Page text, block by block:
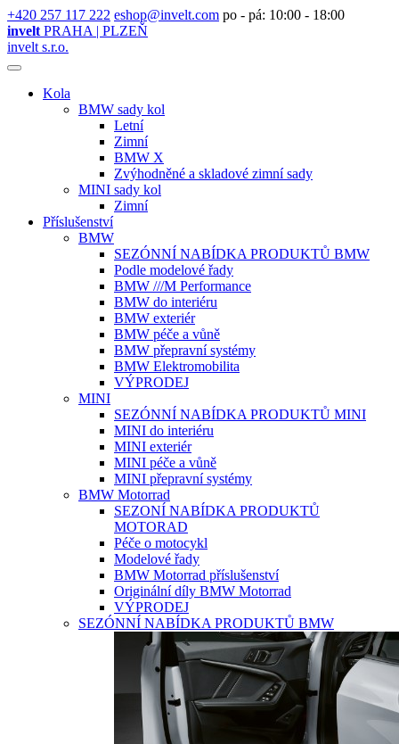
+420 257 117 222 eshop@invelt.com po - pá: 10:00 - 18:00
invelt PRAHA | PLZEŇ
invelt s.r.o.
Kola
BMW sady kol
Letní
Zimní
BMW X
Zvýhodněné a skladové zimní sady
MINI sady kol
Zimní
Příslušenství
BMW
SEZÓNNÍ NABÍDKA PRODUKTŮ BMW
Podle modelové řady
BMW ///M Performance
BMW do interiéru
BMW exteriér
BMW péče a vůně
BMW přepravní systémy
BMW Elektromobilita
VÝPRODEJ
MINI
SEZÓNNÍ NABÍDKA PRODUKTŮ MINI
MINI do interiéru
MINI exteriér
MINI péče a vůně
MINI přepravní systémy
BMW Motorrad
SEZONÍ NABÍDKA PRODUKTŮ
MOTORAD
Péče o motocykl
Modelové řady
BMW Motorrad příslušenství
Originální díly BMW Motorrad
VÝPRODEJ
SEZÓNNÍ NABÍDKA PRODUKTŮ BMW